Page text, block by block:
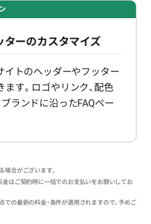
ターのカスタマイズ
イトのヘッダーやフッター
す。ロゴやリンク、配色
ランドに沿ったFAQペー
場合がございます。
はご契約時に一括でのお支払いをお願いしてお
の最新の料金・条件が適用されますので、予めご